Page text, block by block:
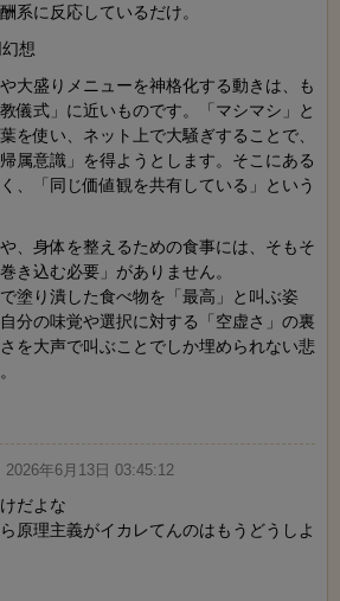
系に反応しているだけ。
想
大盛りメニューを神格化する動きは、も
儀式」に近いものです。「マシマシ」と
を使い、ネット上で大騒ぎすることで、
属意識」を得ようとします。そこにある
、「同じ価値観を共有している」という
、身体を整えるための食事には、そもそ
き込む必要」がありません。
塗り潰した食べ物を「最高」と叫ぶ姿
分の味覚や選択に対する「空虚さ」の裏
を大声で叫ぶことでしか埋められない悲
2026年6月13日 03:45:12
だよな
原理主義がイカレてんのはもうどうしよ